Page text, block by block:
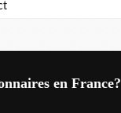
en France?